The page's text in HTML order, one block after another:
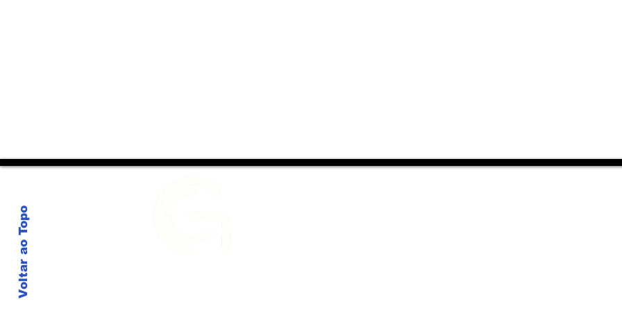
Voltar ao Topo